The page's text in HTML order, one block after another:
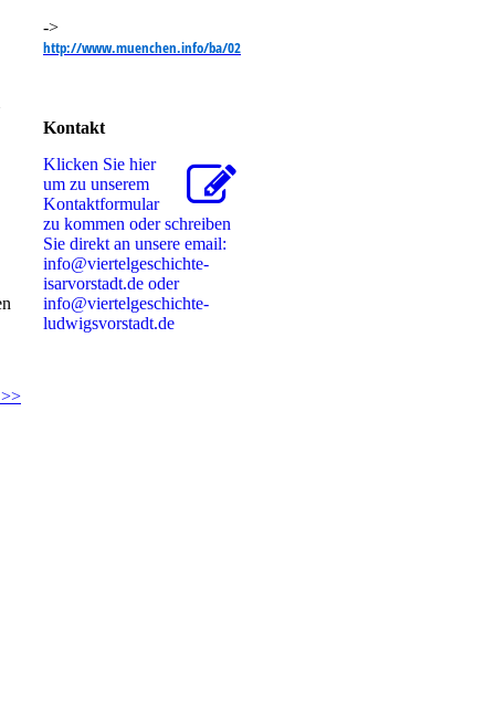
->
http://www.muenchen.info/ba/02
Kontakt
Klicken Sie hier
um zu unserem
Kon­takt­for­mu­lar
zu kommen oder schreiben
Sie direkt an unsere email:
info@viertelgeschichte-
isarvorstadt.de oder
info@viertelgeschichte-
ludwigsvorstadt.de